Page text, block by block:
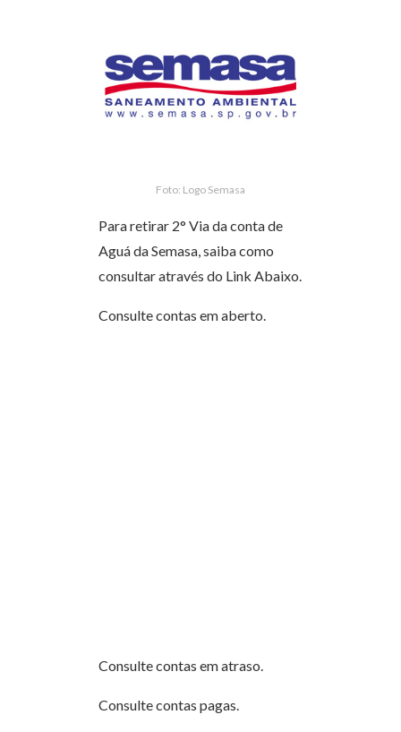
Foto: Logo Semasa
Para retirar 2° Via da conta de
Aguá da Semasa, saiba como
consultar através do Link Abaixo.
Consulte contas em aberto.
Consulte contas em atraso.
Consulte contas pagas.